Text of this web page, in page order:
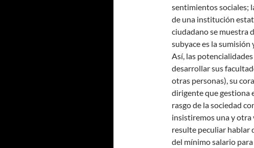
sentimientos sociales;
de una institución
ciudadano se muestra
subyace es la sumisión
Así, las
desarrollar sus
otras personas), su
dirigente que gestiona
rasgo de la sociedad
insistiremos una y otra
resulte peculiar hablar
del mínimo salario